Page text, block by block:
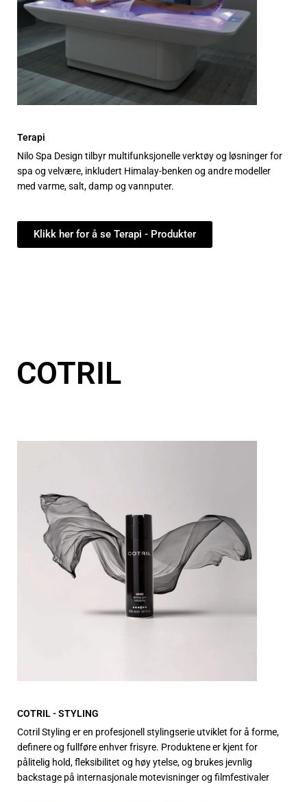
Terapi
Nilo Spa Design tilbyr multifunksjonelle verktøy og løsninger for
spa og velvære, inkludert Himalay-benken og andre modeller
med varme, salt, damp og vannputer.
Klikk her for å se Terapi - Produkter
COTRIL
COTRIL - STYLING
Cotril Styling er en profesjonell stylingserie utviklet for å forme,
definere og fullføre enhver frisyre. Produktene er kjent for
pålitelig hold, fleksibilitet og høy ytelse, og brukes jevnlig
backstage på internasjonale motevisninger og filmfestivaler